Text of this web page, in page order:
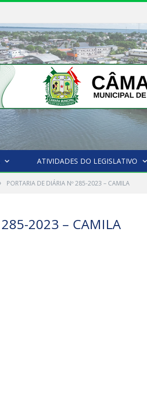
ATIVIDADES DO LEGISLATIVO
PORTARIA DE DIÁRIA Nº 285-2023 – CAMILA
2023 – CAMILA